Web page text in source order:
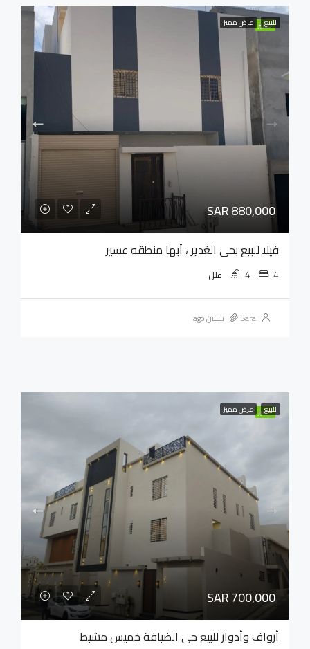
مميز
للبيع عرض مميز
SAR 880,000
فيلا للبيع بحي الغدير ، أبها منطقه عسير
4
4 فلل
Sara سنتين ago
مميز
للبيع عرض مميز
SAR 700,000
أرواف وأدوار للبيع حي الضيافة خميس مشيط